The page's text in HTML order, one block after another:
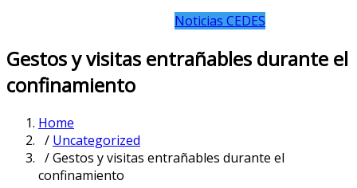
Noticias CEDES
Gestos y visitas entrañables durante el
confinamiento
Home
/ Uncategorized
/ Gestos y visitas entrañables durante el
confinamiento